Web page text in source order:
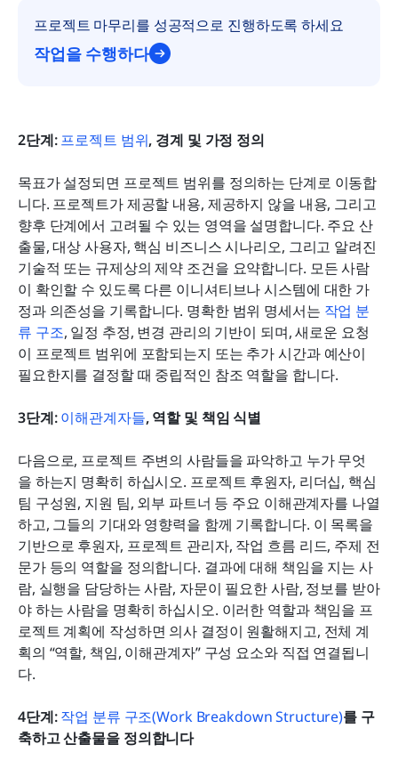
프로젝트 마무리를 성공적으로 진행하도록 하세요
작업을 수행하다
2단계: 프로젝트 범위, 경계 및 가정 정의
목표가 설정되면 프로젝트 범위를 정의하는 단계로 이동합
니다. 프로젝트가 제공할 내용, 제공하지 않을 내용, 그리고
향후 단계에서 고려될 수 있는 영역을 설명합니다. 주요 산
출물, 대상 사용자, 핵심 비즈니스 시나리오, 그리고 알려진
기술적 또는 규제상의 제약 조건을 요약합니다. 모든 사람
이 확인할 수 있도록 다른 이니셔티브나 시스템에 대한 가
정과 의존성을 기록합니다. 명확한 범위 명세서는 작업 분
류 구조, 일정 추정, 변경 관리의 기반이 되며, 새로운 요청
이 프로젝트 범위에 포함되는지 또는 추가 시간과 예산이
필요한지를 결정할 때 중립적인 참조 역할을 합니다.
3단계: 이해관계자들, 역할 및 책임 식별
다음으로, 프로젝트 주변의 사람들을 파악하고 누가 무엇
을 하는지 명확히 하십시오. 프로젝트 후원자, 리더십, 핵심
팀 구성원, 지원 팀, 외부 파트너 등 주요 이해관계자를 나열
하고, 그들의 기대와 영향력을 함께 기록합니다. 이 목록을
기반으로 후원자, 프로젝트 관리자, 작업 흐름 리드, 주제 전
문가 등의 역할을 정의합니다. 결과에 대해 책임을 지는 사
람, 실행을 담당하는 사람, 자문이 필요한 사람, 정보를 받아
야 하는 사람을 명확히 하십시오. 이러한 역할과 책임을 프
로젝트 계획에 작성하면 의사 결정이 원활해지고, 전체 계
획의 “역할, 책임, 이해관계자” 구성 요소와 직접 연결됩니
다.
4단계: 작업 분류 구조(Work Breakdown Structure)를 구
축하고 산출물을 정의합니다